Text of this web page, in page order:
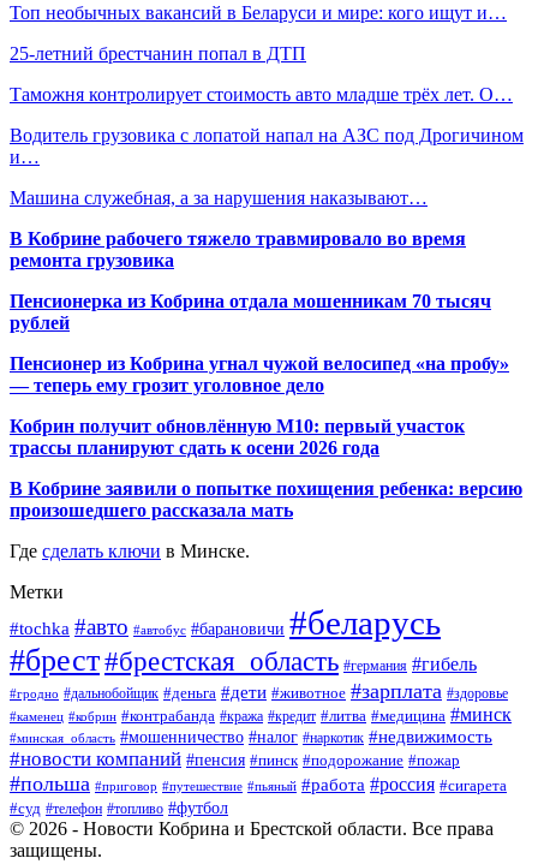
Топ необычных вакансий в Беларуси и мире: кого ищут и…
25-летний брестчанин попал в ДТП
Таможня контролирует стоимость авто младше трёх лет. О…
Водитель грузовика с лопатой напал на АЗС под Дрогичином
и…
Машина служебная, а за нарушения наказывают…
В Кобрине рабочего тяжело травмировало во время
ремонта грузовика
Пенсионерка из Кобрина отдала мошенникам 70 тысяч
рублей
Пенсионер из Кобрина угнал чужой велосипед «на пробу»
— теперь ему грозит уголовное дело
Кобрин получит обновлённую М10: первый участок
трассы планируют сдать к осени 2026 года
В Кобрине заявили о попытке похищения ребенка: версию
произошедшего рассказала мать
Где сделать ключи в Минске.
Метки
#tochka #авто #автобус #барановичи #беларусь
#брест#брестская_область #германия #гибель
#гродно #дальнобойщик #деньга #дети #животное #зарплата #здоровье
#каменец #кобрин #контрабанда #кража #кредит #литва #медицина #минск
#минская_область #мошенничество #налог #наркотик #недвижимость
#новости компаний #пенсия #пинск #подорожание #пожар
#польша #приговор #путешествие #пьяный #работа #россия #сигарета
#суд #телефон #топливо #футбол
© 2026 - Новости Кобрина и Брестской области. Все права
защищены.